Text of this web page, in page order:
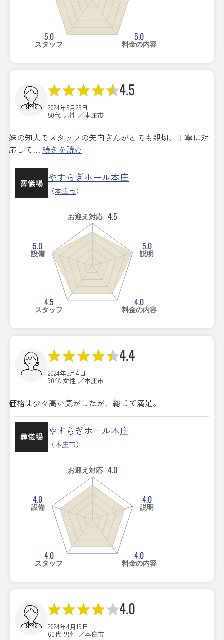
5.0
料金の内容
5.0
スタッフ
4.5
2024年5月25日
50代 男性 ／本庄市
妹の知人でスタッフの矢向さんがとても親切、丁寧に対
応して… 続きを読む
葬儀場 やすらぎホール本庄
（本庄市）
お迎え対応 4.5
5.0
説明
4.0
料金の内容
4.5
スタッフ
5.0
設備
4.4
2024年5月4日
90代 女性 ／本庄市
価格は少々高い気がしたが、総じて満足。
葬儀場 やすらぎホール本庄
（本庄市）
お迎え対応 4.0
4.0
説明
4.0
料金の内容
4.0
スタッフ
4.0
設備
4.0
2024年4月19日
60代 男性 ／本庄市